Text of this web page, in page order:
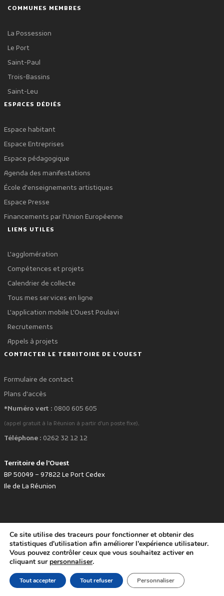
COMMUNES MEMBRES
La Possession
Le Port
Saint-Paul
Trois-Bassins
Saint-Leu
ESPACES DÉDIÉS
Espace habitant
Espace Entreprises
Espace pédagogique
Agenda des manifestations
École d'enseignements artistiques
Espace Presse
Financements par l'Union Européenne
LIENS UTILES
L'agglomération
Compétences et projets
Calendrier de collecte
Tous mes services en ligne
L'application mobile L'Ouest Poulavi
Recrutements
Appels à projets
CONTACTER LE TERRITOIRE DE L'OUEST
Formulaire de contact
Plans d'accès
*Numéro vert : 0800 605 605
(appel gratuit à la Réunion à partir d'un poste fixe).
Téléphone : 0262 32 12 12
Territoire de l'Ouest
BP 50049 – 97822 Le Port Cedex
Ile de La Réunion
Développé avec favoritepar le Territoire de l'Ouest © www.tco.re -2026.
Politique de protection des données personnelles
Mentions légales
Accessibilité : non conforme
Ce site utilise des traceurs pour fonctionner et obtenir des
statistiques d'utilisation afin améliorer l'expérience utilisateur.
Vous pouvez contrôler ceux que vous souhaitez activer en
cliquant sur personnaliser.
Tout accepter Tout refuser Personnaliser